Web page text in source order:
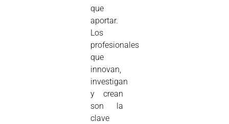
que
aportar.
Los
profesionales
que
innovan,
investigan
y crean
son la
clave